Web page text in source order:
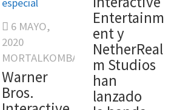
6 MAYO,
2020
MORTALKOMBAT11
Warner
Bros.
Entertainm
ent y
NetherReal
m Studios
han
lanzado